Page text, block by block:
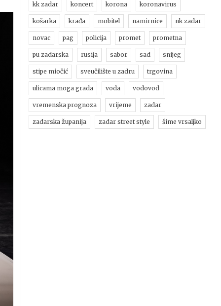
kk zadar koncert korona koronavirus
košarka krađa mobitel namirnice nk zadar
novac pag policija promet prometna
pu zadarska rusija sabor sad snijeg
stipe miočić sveučilište u zadru trgovina
ulicama moga grada voda vodovod
vremenska prognoza vrijeme zadar
zadarska županija zadar street style šime vrsaljko